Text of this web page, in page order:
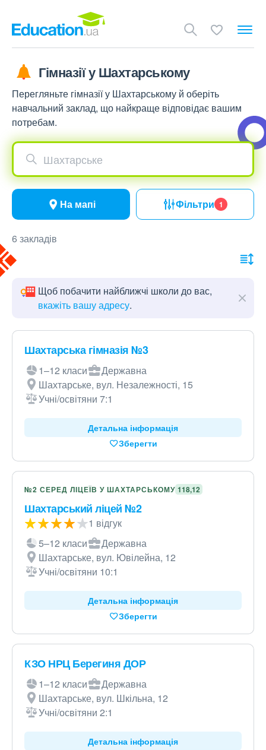
Гімназії у Шахтарському
Перегляньте гімназії у Шахтарському й оберіть
навчальний заклад, що найкраще відповідає вашим
потребам.
Шахтарське
На мапі Фільтри 1
6 закладів
Щоб побачити найближчі школи до вас,
вкажіть вашу адресу.
Шахтарська гімназія №3
1–12 класи
Державна
Шахтарське, вул. Незалежності, 15
Учні/освітяни 7:1
Детальна інформація
Зберегти
№2 СЕРЕД ЛІЦЕЇВ У ШАХТАРСЬКОМУ 118,12
Шахтарський ліцей №2
1 відгук
5–12 класи
Державна
Шахтарське, вул. Ювілейна, 12
Учні/освітяни 10:1
Детальна інформація
Зберегти
КЗО НРЦ Берегиня ДОР
1–12 класи
Державна
Шахтарське, вул. Шкільна, 12
Учні/освітяни 2:1
Детальна інформація